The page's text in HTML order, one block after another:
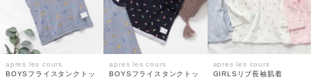
apres les cours
BOYSフライスタンクトッ
apres les cours
BOYSフライスタンクトッ
apres les cours
GIRLSリブ長袖肌着